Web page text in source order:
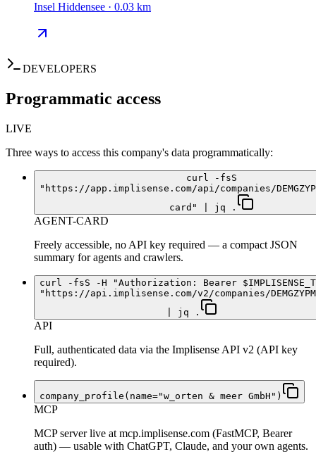
Insel Hiddensee · 0.03 km
DEVELOPERS
Programmatic access
LIVE
Three ways to access this company's data programmatically:
curl -fsS
"https://app.implisense.com/api/companies/
card" | jq .
AGENT-CARD
Freely accessible, no API key required — a compact JSON
summary for agents and crawlers.
curl -fsS -H "Authorization: Bearer
"https://api.implisense.com/v2/companies/
| jq .
API
Full, authenticated data via the Implisense API v2 (API key
required).
company_profile(name="w_orten & meer GmbH")
MCP
MCP server live at mcp.implisense.com (FastMCP, Bearer
auth) — usable with ChatGPT, Claude, and your own agents.